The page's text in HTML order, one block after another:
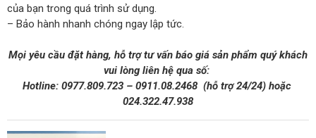
của bạn trong quá trình sử dụng.
– Bảo hành nhanh chóng ngay lập tức.
Mọi yêu cầu đặt hàng, hỗ trợ tư vấn báo giá sản phẩm quý khách
vui lòng liên hệ qua số:
Hotline: 0977.809.723– 0911.08.2468 (hỗ trợ 24/24)hoặc
024.322.47.938